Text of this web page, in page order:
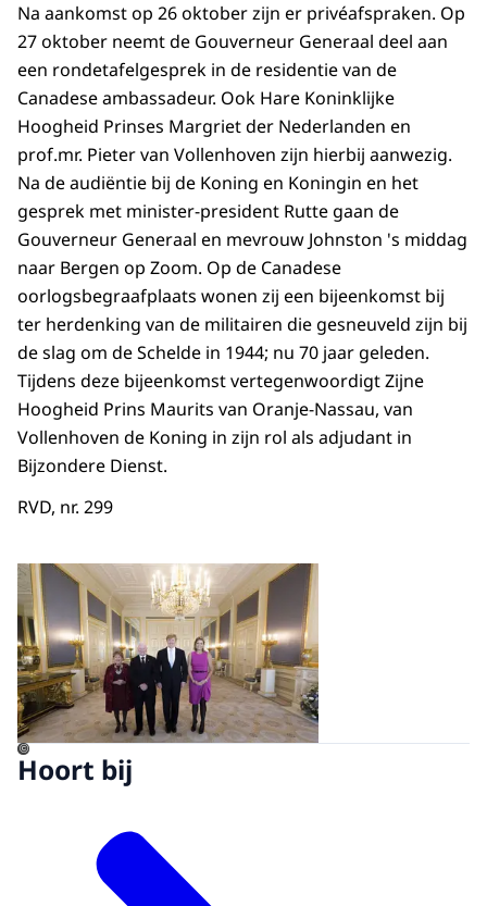
Na aankomst op 26 oktober zijn er privéafspraken. Op
27 oktober neemt de Gouverneur Generaal deel aan
een rondetafelgesprek in de residentie van de
Canadese ambassadeur. Ook Hare Koninklijke
Hoogheid Prinses Margriet der Nederlanden en
prof.mr. Pieter van Vollenhoven zijn hierbij aanwezig.
Na de audiëntie bij de Koning en Koningin en het
gesprek met minister-president Rutte gaan de
Gouverneur Generaal en mevrouw Johnston 's middag
naar Bergen op Zoom. Op de Canadese
oorlogsbegraafplaats wonen zij een bijeenkomst bij
ter herdenking van de militairen die gesneuveld zijn bij
de slag om de Schelde in 1944; nu 70 jaar geleden.
Tijdens deze bijeenkomst vertegenwoordigt Zijne
Hoogheid Prins Maurits van Oranje-Nassau, van
Vollenhoven de Koning in zijn rol als adjudant in
Bijzondere Dienst.
RVD, nr. 299
Open de galerij in vergrote
©
Hoort bij